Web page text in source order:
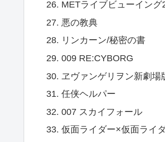
METライブビューイング
悪の教典
リンカーン/秘密の書
009 RE:CYBORG
ヱヴァンゲリヲン新劇場
任侠ヘルパー
007 スカイフォール
仮面ライダー×仮面ライ